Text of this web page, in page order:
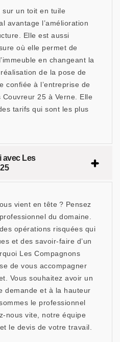
sur un toit en tuile
avantage l’amélioration
Elle est aussi
où elle permet de
en changeant la
de la pose de
confiée à l’entreprise de
25 à Verne. Elle
tarifs qui sont les plus
avec Les
vient en tête ? Pensez
du domaine.
opérations risquées qui
et des savoir-faire d’un
Les Compagnons
de vous accompagner
Vous souhaitez avoir un
demande et à la hauteur
le professionnel
nous vite, notre équipe
le devis de votre travail.